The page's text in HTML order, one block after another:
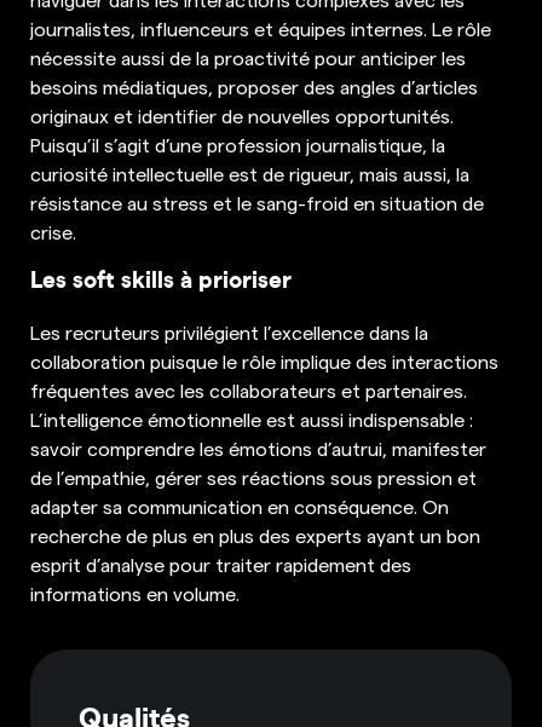
journalistes, influenceurs et équipes internes. Le rôle
nécessite aussi de la proactivité pour anticiper les
besoins médiatiques, proposer des angles d’articles
originaux et identifier de nouvelles opportunités.
Puisqu’il s’agit d’une profession journalistique, la
curiosité intellectuelle est de rigueur, mais aussi, la
résistance au stress et le sang-froid en situation de
crise.
Les soft skills à prioriser
Les recruteurs privilégient l’excellence dans la
collaboration puisque le rôle implique des interactions
fréquentes avec les collaborateurs et partenaires.
L’intelligence émotionnelle est aussi indispensable :
savoir comprendre les émotions d’autrui, manifester
de l’empathie, gérer ses réactions sous pression et
adapter sa communication en conséquence. On
recherche de plus en plus des experts ayant un bon
esprit d’analyse pour traiter rapidement des
informations en volume.
Qualités